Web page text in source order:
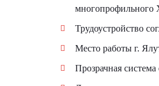
многопрофильного
Трудоустройство
Место работы г.
Прозрачная система